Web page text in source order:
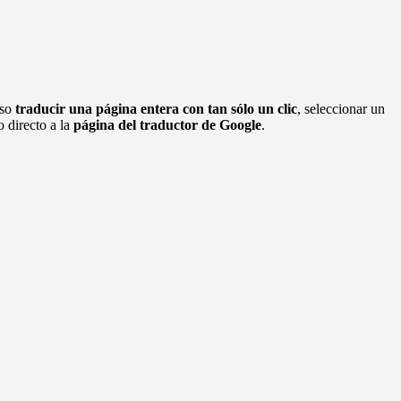
traducir una página entera con tan sólo un clic, seleccionar un
directo a la página del traductor de Google.